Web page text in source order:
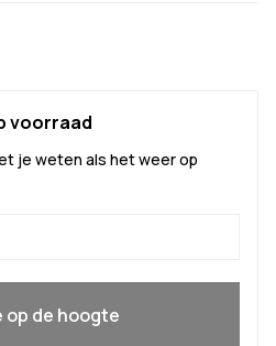
voorraad
je weten als het weer op
op de hoogte